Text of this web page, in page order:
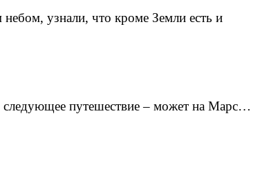
узнали, что кроме Земли есть и
следующее путешествие – может на Марс…